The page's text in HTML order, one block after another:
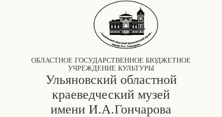
ОБЛАСТНОЕ ГОСУДАРСТВЕННОЕ БЮДЖЕТНОЕ
УЧРЕЖДЕНИЕ КУЛЬТУРЫ
Ульяновский областной
краеведческий музей
имени И.А.Гончарова